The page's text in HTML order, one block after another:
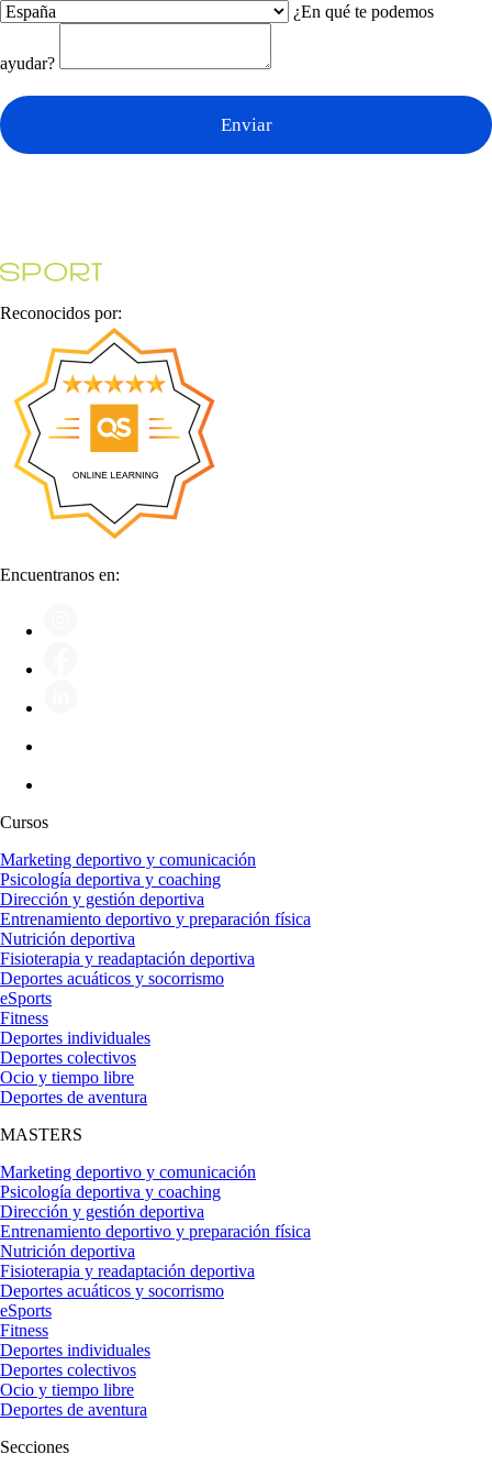
¿En qué te podemos
ayudar?
Enviar
Reconocidos por:
Encuentranos en:
Cursos
Marketing deportivo y comunicación
Psicología deportiva y coaching
Dirección y gestión deportiva
Entrenamiento deportivo y preparación física
Nutrición deportiva
Fisioterapia y readaptación deportiva
Deportes acuáticos y socorrismo
eSports
Fitness
Deportes individuales
Deportes colectivos
Ocio y tiempo libre
Deportes de aventura
MASTERS
Marketing deportivo y comunicación
Psicología deportiva y coaching
Dirección y gestión deportiva
Entrenamiento deportivo y preparación física
Nutrición deportiva
Fisioterapia y readaptación deportiva
Deportes acuáticos y socorrismo
eSports
Fitness
Deportes individuales
Deportes colectivos
Ocio y tiempo libre
Deportes de aventura
Secciones